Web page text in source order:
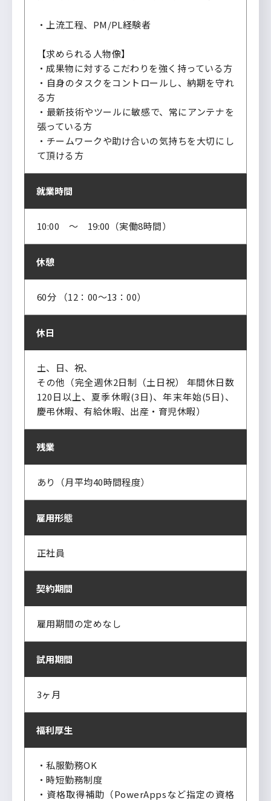
・上流工程、PM/PL経験者
【求められる人物像】
・成果物に対するこだわりを強く持っている方
・自身のタスクをコントロールし、納期を守れ
る方
・最新技術やツールに敏感で、常にアンテナを
張っている方
・チームワークや助け合いの気持ちを大切にし
て頂ける方
就業時間
10:00 ～ 19:00（実働8時間）
休憩
60分 （12：00～13：00）
休日
土、日、祝、
その他（完全週休2日制（土日祝） 年間休日数
120日以上、夏季休暇(3日)、年末年始(5日)、
慶弔休暇、有給休暇、出産・育児休暇）
残業
あり（月平均40時間程度）
雇用形態
正社員
契約期間
雇用期間の定めなし
試用期間
3ヶ月
福利厚生
・私服勤務OK
・時短勤務制度
・資格取得補助（PowerAppsなど指定の資格